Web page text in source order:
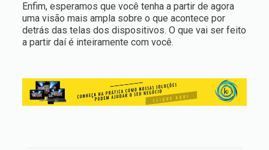
Enfim, esperamos que você tenha a partir de agora
uma visão mais ampla sobre o que acontece por
detrás das telas dos dispositivos. O que vai ser feito
a partir daí é inteiramente com você.